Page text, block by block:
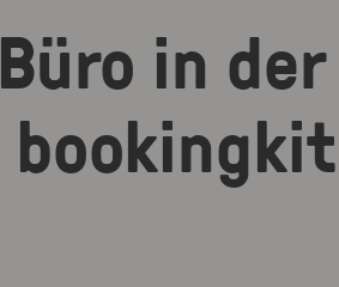
Büro in